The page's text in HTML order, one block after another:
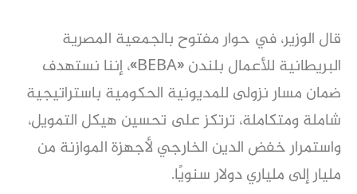
قال الوزير، في حوار مفتوح بالجمعية المصرية
البريطانية للأعمال بلندن «BEBA»، إننا نستهدف
ضمان مسار نزولى للمديونية الحكومية باستراتيجية
شاملة ومتكاملة، ترتكز على تحسين هيكل التمويل،
واستمرار خفض الدين الخارجي لأجهزة الموازنة من
مليار إلى ملياري دولار سنويًا.